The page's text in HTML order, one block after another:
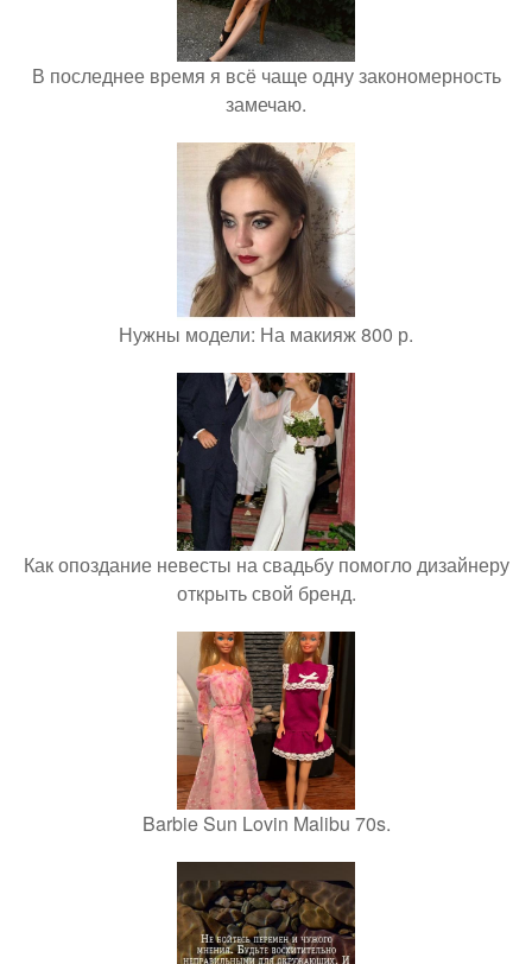
В последнее время я всё чаще одну закономерность
замечаю.
Нужны модели: На макияж 800 р.
Как опоздание невесты на свадьбу помогло дизайнеру
открыть свой бренд.
Barbie Sun Lovin Malibu 70s.